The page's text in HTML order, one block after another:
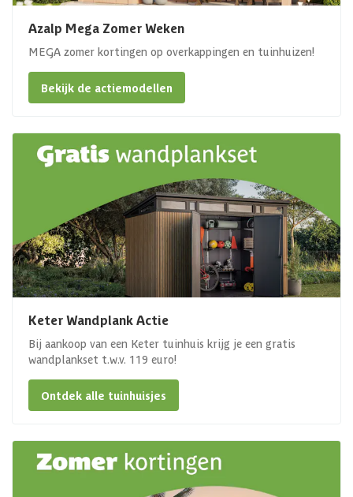
Azalp Mega Zomer Weken
MEGA zomer kortingen op overkappingen en tuinhuizen!
Bekijk de actiemodellen
Keter Wandplank Actie
Bij aankoop van een Keter tuinhuis krijg je een gratis
wandplankset t.w.v. 119 euro!
Ontdek alle tuinhuisjes